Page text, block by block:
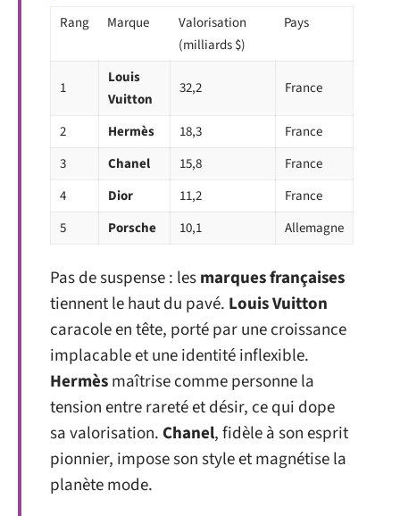
Rang Marque
Valorisation
(milliards $)
Pays
1
Louis
Vuitton
32,2 France
2 Hermès 18,3
France
3
Chanel 15,8
France
4
Dior 11,2
France
5
Porsche 10,1 Allemagne
Pas de suspense : lesmarques françaises
tiennent le haut du pavé. Louis Vuitton
caracole en tête, porté par une croissance
implacable et une identité inflexible.
Hermèsmaîtrise comme personne la
tension entre rareté et désir, ce qui dope
sa valorisation. Chanel, fidèle à son esprit
pionnier, impose son style et magnétise la
planète mode.